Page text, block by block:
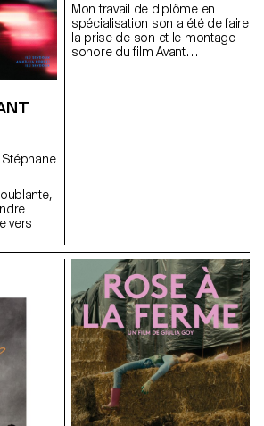
vers
Mon travail de diplôme en
spécialisation son a été de faire
la prise de son et le montage
sonore du ﬁlm Avant